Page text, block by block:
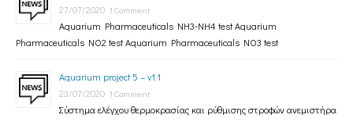
27/07/2020 1 Comment
Aquarium Pharmaceuticals NH3-NH4 test Aquarium
Pharmaceuticals NO2 test Aquarium Pharmaceuticals NO3 test
Aquarium project 5 – v1.1
23/07/2020 1 Comment
Σύστημα ελέγχου θερμοκρασίας και ρύθμισης στροφών ανεμιστήρα